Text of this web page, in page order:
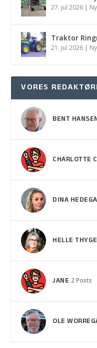
27. jul 2026 |
Traktor
21. jul 2026 |
VORES
BENT
CHARLOTTE
DINA
HELLE
JANE 2 Posts
OLE